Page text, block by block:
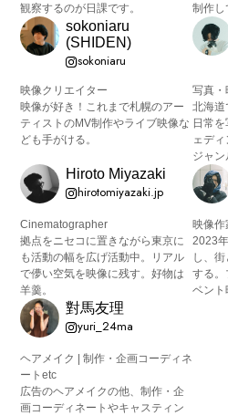
観察するのが日課です。
制作し
sokoniaru
(SHIDEN)
sokoniaru
映像クリエイター
映像が好き！これまで札幌のアー
ティストのMV制作やライブ映像な
ども手がける。
写真・
北海道
日常
ェデ
ジャン
Hiroto Miyazaki
hirotomiyazaki.jp
Cinematographer
拠点をニセコに置きながら東京に
も活動の幅を広げ活動中。リアル
で儚い空気を映像に残す。好物は
羊羹。
映像作
2023
し、
する。
ベント
對馬友理
yuri_24ma
ヘアメイク | 制作・企画コーディネ
ートetc
広告のヘアメイクの他、制作・企
画コーディネートやキャスティン